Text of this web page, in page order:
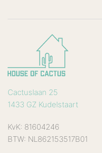
Cactuslaan 25
1433 GZ Kudelstaart
KvK: 81604246
BTW: NL862153517B01